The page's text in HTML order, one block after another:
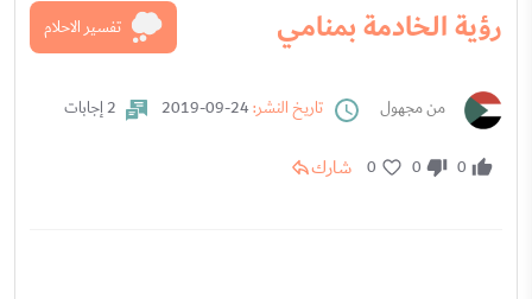
رؤية الخادمة بمنامي تفسير الاحلام
من مجهول تاريخ النشر: 2 إجابات
0
0
0 شارك